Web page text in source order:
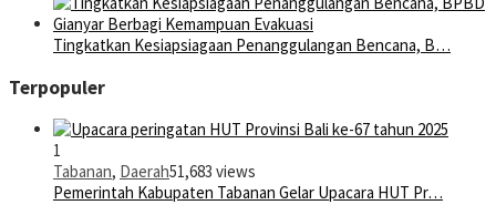
Tingkatkan Kesiapsiagaan Penanggulangan Bencana, B…
Terpopuler
1
Tabanan, Daerah51,683 views
Pemerintah Kabupaten Tabanan Gelar Upacara HUT Pr…